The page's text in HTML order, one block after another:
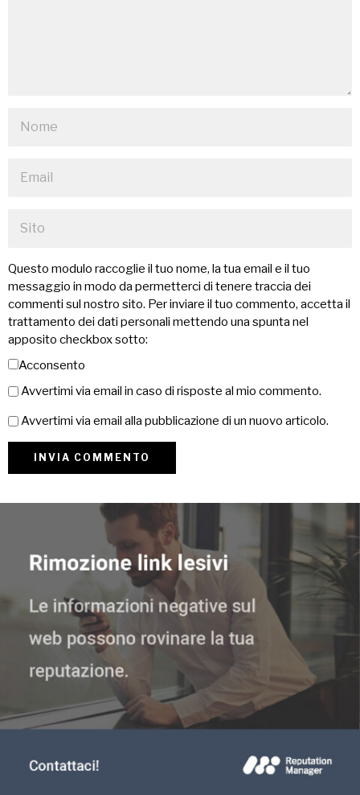
Questo modulo raccoglie il tuo nome, la tua email e il tuo
messaggio in modo da permetterci di tenere traccia dei
commenti sul nostro sito. Per inviare il tuo commento, accetta il
trattamento dei dati personali mettendo una spunta nel
apposito checkbox sotto:
Acconsento
Avvertimi via email in caso di risposte al mio commento.
Avvertimi via email alla pubblicazione di un nuovo articolo.